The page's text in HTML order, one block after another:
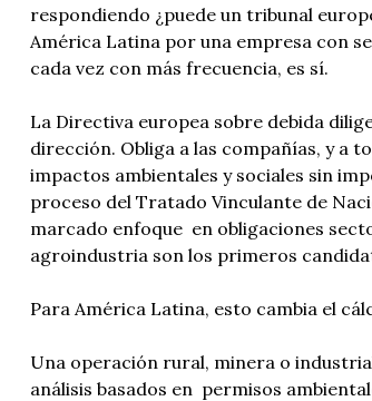
respondiendo ¿puede un tribunal
América Latina por una empresa con
cada vez con más frecuencia, es sí.
La Directiva europea sobre debida
dirección. Obliga a las compañías, y a
impactos ambientales y sociales sin
proceso del Tratado Vinculante de
marcado enfoque en obligaciones
agroindustria son los primeros
Para América Latina, esto cambia el
Una operación rural, minera o
análisis basados en permisos